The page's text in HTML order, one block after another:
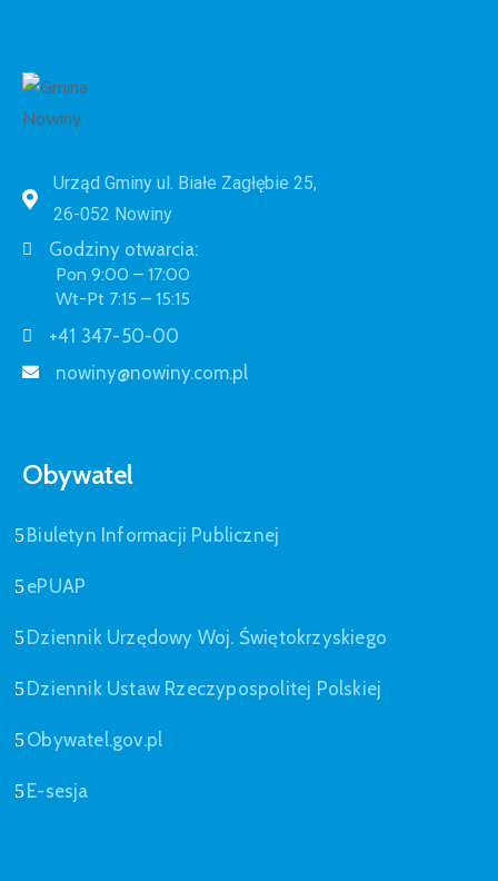
Urząd Gminy ul. Białe Zagłębie 25,
26-052 Nowiny
Godziny otwarcia:
Pon 9:00 – 17:00
Wt-Pt 7:15 – 15:15
+41 347-50-00
nowiny@nowiny.com.pl
Obywatel
Biuletyn Informacji Publicznej
ePUAP
Dziennik Urzędowy Woj. Świętokrzyskiego
Dziennik Ustaw Rzeczypospolitej Polskiej
Obywatel.gov.pl
E-sesja